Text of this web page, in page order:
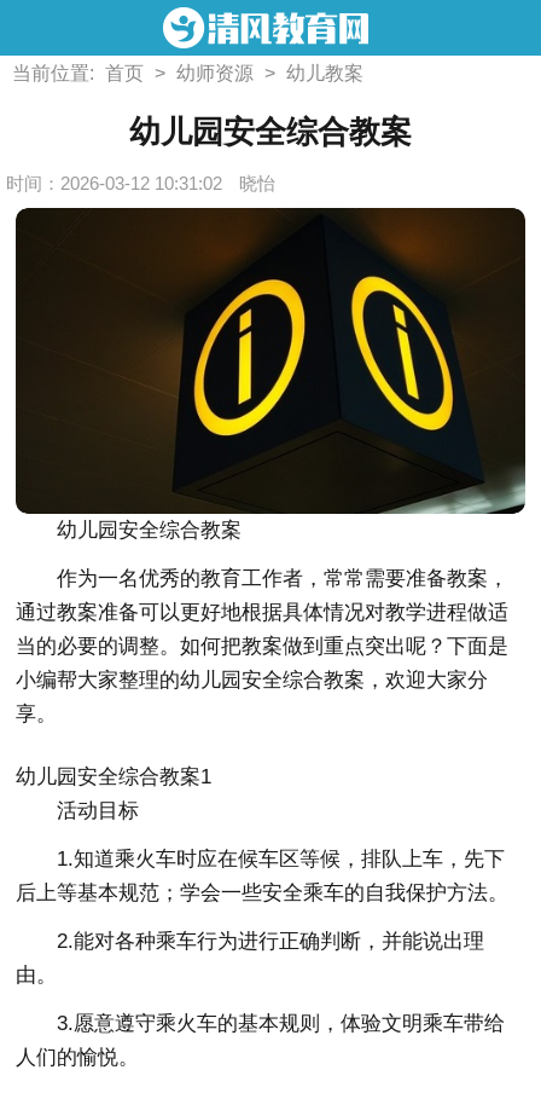
当前位置: 首页 > 幼师资源 > 幼儿教案
幼儿园安全综合教案
时间：2026-03-12 10:31:02 晓怡
幼儿园安全综合教案
作为一名优秀的教育工作者，常常需要准备教案，
通过教案准备可以更好地根据具体情况对教学进程做适
当的必要的调整。如何把教案做到重点突出呢？下面是
小编帮大家整理的幼儿园安全综合教案，欢迎大家分
享。
幼儿园安全综合教案1
活动目标
1.知道乘火车时应在候车区等候，排队上车，先下
后上等基本规范；学会一些安全乘车的自我保护方法。
2.能对各种乘车行为进行正确判断，并能说出理
由。
3.愿意遵守乘火车的基本规则，体验文明乘车带给
人们的愉悦。